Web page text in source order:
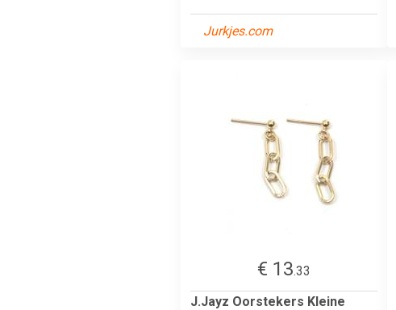
Jurkjes.com
€ 13.33
J.Jayz Oorstekers Kleine